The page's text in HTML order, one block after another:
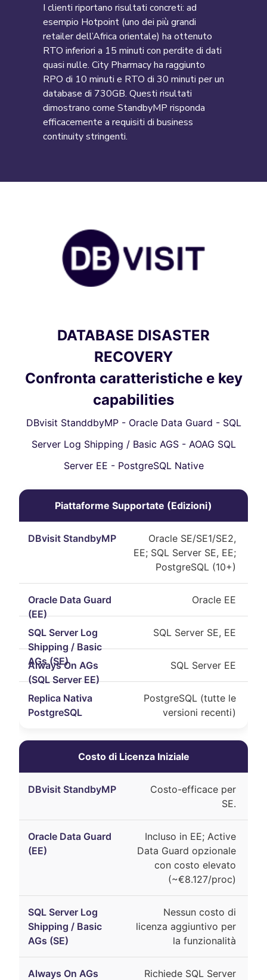
I clienti riportano risultati concreti: ad
esempio Hotpoint (uno dei più grandi
retailer dell’Africa orientale) ha ottenuto
RTO inferiori a 15 minuti con perdite di dati
quasi nulle. City Pharmacy ha raggiunto
RPO di 10 minuti e RTO di 30 minuti per un
database di 730GB. Questi risultati
dimostrano come StandbyMP risponda
efficacemente a requisiti di business
continuity stringenti.
DATABASE DISASTER
RECOVERY
Confronta caratteristiche e key
capabilities
DBvisit StanddbyMP - Oracle Data Guard - SQL
Server Log Shipping / Basic AGS - AOAG SQL
Server EE - PostgreSQL Native
Piattaforme Supportate (Edizioni)
Oracle SE/SE1/SE2,
EE; SQL Server SE, EE;
PostgreSQL (10+)
Oracle EE
SQL Server SE, EE
SQL Server EE
PostgreSQL (tutte le
versioni recenti)
Costo di Licenza Iniziale
Costo-efficace per
SE.
Incluso in EE; Active
Data Guard opzionale
con costo elevato
(~€8.127/proc)
Nessun costo di
licenza aggiuntivo per
la funzionalità
Richiede SQL Server